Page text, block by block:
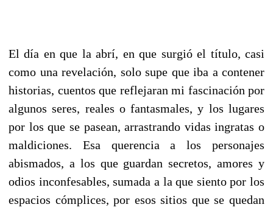
El día en que la abrí, en que surgió el título, casi
como una revelación, solo supe que iba a contener
historias, cuentos que reflejaran mi fascinación por
algunos seres, reales o fantasmales, y los lugares
por los que se pasean, arrastrando vidas ingratas o
maldiciones. Esa querencia a los personajes
abismados, a los que guardan secretos, amores y
odios inconfesables, sumada a la que siento por los
espacios cómplices, por esos sitios que se quedan